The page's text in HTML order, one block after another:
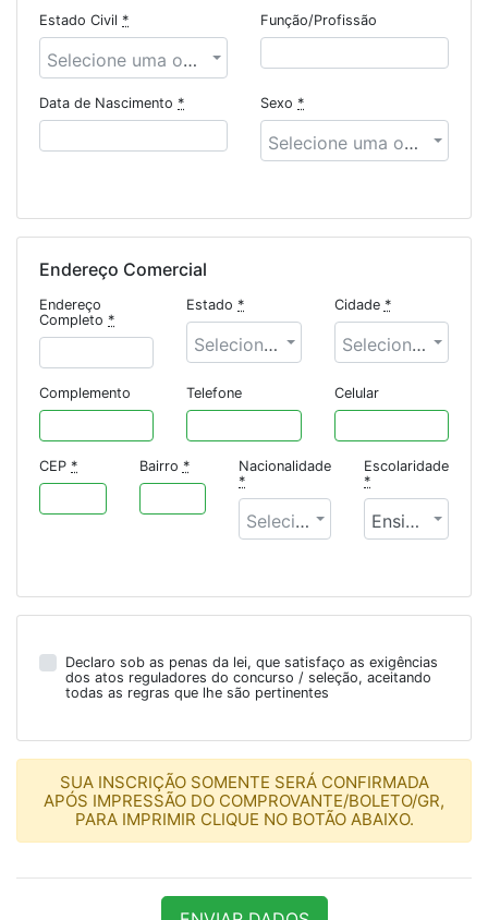
Estado Civil *
Selecione uma opção
Função/Profissão
Data de Nascimento * Sexo *
Selecione uma opção
Endereço Comercial
Endereço
Completo *
Estado *
Selecione uma opção
Cidade *
Selecione uma opção
Complemento Telefone Celular
CEP * Bairro *
Nacionalidade
*
Selecione uma opção
Escolaridade
*
Ensino Médio Incompleto
Declaro sob as penas da lei, que satisfaço as exigências
dos atos reguladores do concurso / seleção, aceitando
todas as regras que lhe são pertinentes
SUA INSCRIÇÃO SOMENTE SERÁ CONFIRMADA
APÓS IMPRESSÃO DO COMPROVANTE/BOLETO/GR,
PARA IMPRIMIR CLIQUE NO BOTÃO ABAIXO.